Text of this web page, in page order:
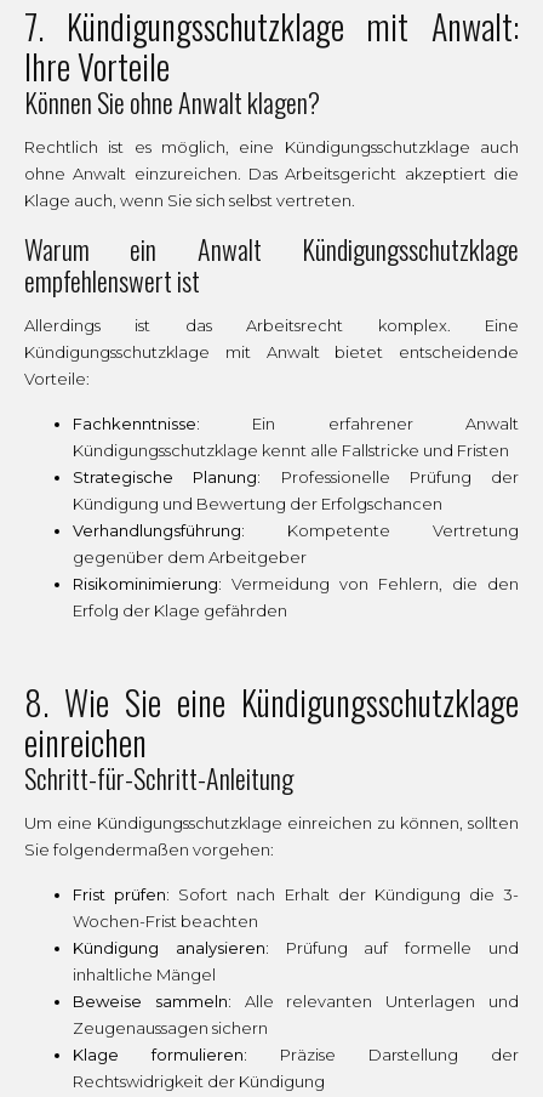
7. Kündigungsschutzklage mit Anwalt:
Ihre Vorteile
Können Sie ohne Anwalt klagen?
Rechtlich ist es möglich, eine Kündigungsschutzklage auch
ohne Anwalt einzureichen. Das Arbeitsgericht akzeptiert die
Klage auch, wenn Sie sich selbst vertreten.
Warum ein Anwalt Kündigungsschutzklage
empfehlenswert ist
Allerdings ist das Arbeitsrecht komplex. Eine
Kündigungsschutzklage mit Anwalt bietet entscheidende
Vorteile:
Fachkenntnisse: Ein erfahrener Anwalt
Kündigungsschutzklage kennt alle Fallstricke und Fristen
Strategische Planung: Professionelle Prüfung der
Kündigung und Bewertung der Erfolgschancen
Verhandlungsführung: Kompetente Vertretung
gegenüber dem Arbeitgeber
Risikominimierung: Vermeidung von Fehlern, die den
Erfolg der Klage gefährden
8. Wie Sie eine Kündigungsschutzklage
einreichen
Schritt-für-Schritt-Anleitung
Um eine Kündigungsschutzklage einreichen zu können, sollten
Sie folgendermaßen vorgehen:
Frist prüfen: Sofort nach Erhalt der Kündigung die 3-
Wochen-Frist beachten
Kündigung analysieren: Prüfung auf formelle und
inhaltliche Mängel
Beweise sammeln: Alle relevanten Unterlagen und
Zeugenaussagen sichern
Klage formulieren: Präzise Darstellung der
Rechtswidrigkeit der Kündigung